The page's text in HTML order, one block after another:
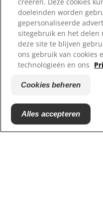
Sitemap
Waar te koop
Onze sites
Hill's Vet
Reddingscentrum
doeleinden worden
gepersonaliseerde
sitegebruik en het delen
deze site te blijven
ons gebruik van cookies
technologieën en ons
Cookies beheren
Alles accepteren